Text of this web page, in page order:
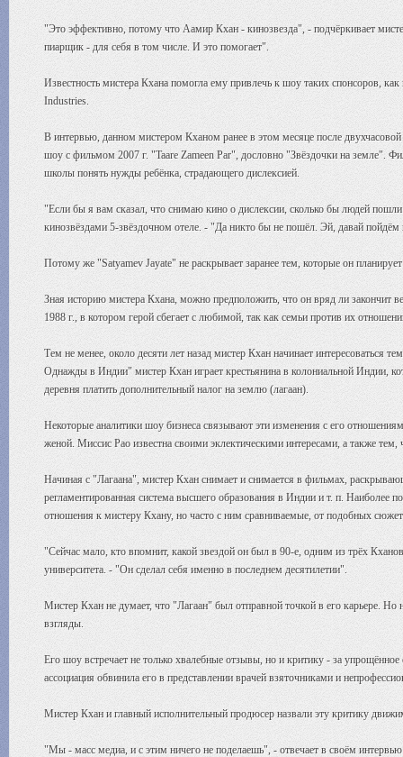
"Это эффективно, потому что Аамир Кхан - кинозвезда", - подчёркивает
пиарщик - для себя в том числе. И это помогает".
Известность мистера Кхана помогла ему привлечь к шоу таких спонсоров,
Industries.
В интервью, данном мистером Кханом ранее в этом месяце после
шоу с фильмом 2007 г. "Taare Zameen Par", дословно "Звёздочки на земле".
школы понять нужды ребёнка, страдающего дислексией.
"Если бы я вам сказал, что снимаю кино о дислексии, сколько бы людей
кинозвёздами 5-звёздочном отеле. - "Да никто бы не пошёл. Эй, давай
Потому же "Satyamev Jayate" не раскрывает заранее тем, которые он
Зная историю мистера Кхана, можно предположить, что он вряд ли
1988 г., в котором герой сбегает с любимой, так как семьи против их
Тем не менее, около десяти лет назад мистер Кхан начинает интересоваться
Однажды в Индии" мистер Кхан играет крестьянина в колониальной Индии,
деревня платить дополнительный налог на землю (лагаан).
Некоторые аналитики шоу бизнеса связывают эти изменения с его
женой. Миссис Рао известна своими эклектическими интересами, а также
Начиная с "Лагаана", мистер Кхан снимает и снимается в фильмах,
регламентированная система высшего образования в Индии и т. п.
отношения к мистеру Кхану, но часто с ним сравниваемые, от подобных
"Сейчас мало, кто впомнит, какой звездой он был в 90-е, одним из трёх
университета. - "Он сделал себя именно в последнем десятилетии".
Мистер Кхан не думает, что "Лагаан" был отправной точкой в его карьере.
взгляды.
Его шоу встречает не только хвалебные отзывы, но и критику - за
ассоциация обвинила его в представлении врачей взяточниками и
Мистер Кхан и главный исполнительный продюсер назвали эту критику
"Мы - масс медиа, и с этим ничего не поделаешь", - отвечает в своём